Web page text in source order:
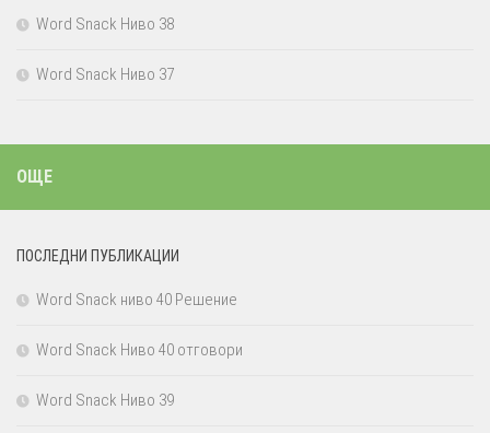
Word Snack Ниво 38
Word Snack Ниво 37
ОЩЕ
ПОСЛЕДНИ ПУБЛИКАЦИИ
Word Snack ниво 40 Решение
Word Snack Ниво 40 отговори
Word Snack Ниво 39